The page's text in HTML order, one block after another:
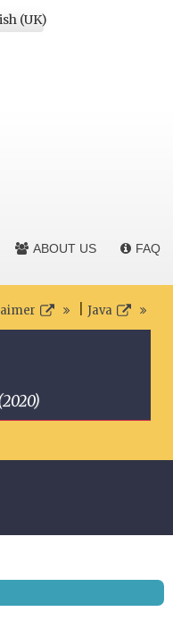
(UK)
ABOUT US FAQ
Java